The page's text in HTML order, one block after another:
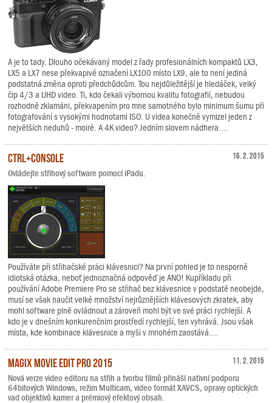
A je to tady. Dlouho očekávaný model z řady profesionálních kompaktů LX3,
LX5 a LX7 nese překvapivě označení LX100 místo LX9, ale to není jediná
podstatná změna oproti předchůdcům. Tou nejdůležitější je hledáček, velký
čip 4/3 a UHD video. Ti, kdo čekali výbornou kvalitu fotografií, nebudou
rozhodně zklamáni, překvapením pro mne samotného bylo minimum šumu při
fotografování s vysokými hodnotami ISO. U videa konečně vymizel jeden z
největších neduhů - moiré. A 4K video? Jedním slovem nádhera....
16. 2. 2015
CTRL+Console
Ovládejte střihový software pomocí iPadu.
Používáte při střihačské práci klávesnici? Na první pohled je to nesporně
idiotská otázka, neboť jednoznačná odpověď je ANO! Kupříkladu při
používání Adobe Premiere Pro se střihač bez klávesnice v podstatě neobejde,
musí se však naučit velké množství nejrůznějších klávesových zkratek, aby
mohl software plně ovládnout a zároveň mohl být ve své práci rychlejší. A
kdo je v dnešním konkurenčním prostředí rychlejší, ten vyhrává. Jsou však
místa, kde kombinace klávesnice a myši v mnohém zaostává....
11. 2. 2015
MAGIX Movie Edit Pro 2015
Nová verze video editoru na střih a tvorbu filmů přináší nativní podporu
64bitových Windows, režim Multicam, video formát XAVCS, opravy optických
vad objektivů kamer a prémiový efektový obsah.